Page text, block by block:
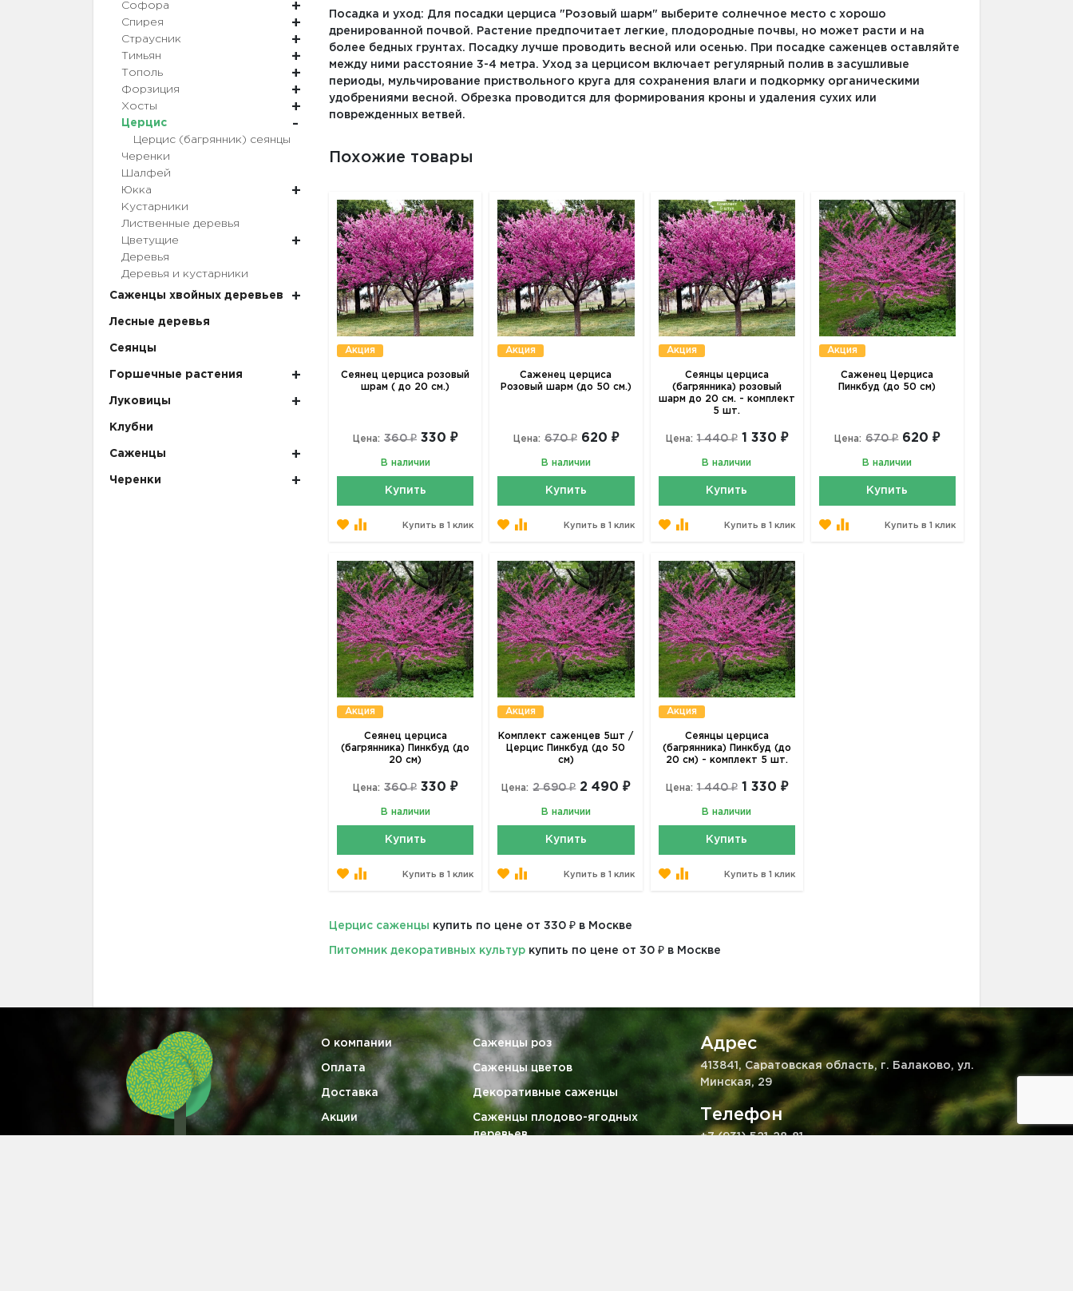
Софора
Спирея
Страусник
Тимьян
Тополь
Форзиция
Хосты
Церцис
Церцис (багрянник) сеянцы
Черенки
Шалфей
Юкка
Кустарники
Лиственные деревья
Цветущие
Деревья
Деревья и кустарники
Саженцы хвойных деревьев
Лесные деревья
Сеянцы
Горшечные растения
Луковицы
Клубни
Саженцы
Черенки
Посадка и уход: Для посадки церциса "Розовый шарм" выберите солнечное место с хорошо
дренированной почвой. Растение предпочитает легкие, плодородные почвы, но может расти и на
более бедных грунтах. Посадку лучше проводить весной или осенью. При посадке саженцев оставляйте
между ними расстояние 3-4 метра. Уход за церцисом включает регулярный полив в засушливые
периоды, мульчирование приствольного круга для сохранения влаги и подкормку органическими
удобрениями весной. Обрезка проводится для формирования кроны и удаления сухих или
поврежденных ветвей.
Похожие товары
Акция
Сеянец церциса розовый
шрам ( до 20 см.)
Цена: 360 ₽ 330 ₽
В наличии
Купить
Купить в 1 клик
Акция
Саженец церциса
Розовый шарм (до 50 см.)
Цена: 670 ₽ 620 ₽
В наличии
Купить
Купить в 1 клик
Акция
Сеянцы церциса
(багрянника) розовый
шарм до 20 см. - комплект
5 шт.
Цена: 1 440 ₽ 1 330 ₽
В наличии
Купить
Купить в 1 клик
Акция
Саженец Церциса
Пинкбуд (до 50 см)
Цена: 670 ₽ 620 ₽
В наличии
Купить
Купить в 1 клик
Акция
Сеянец церциса
(багрянника) Пинкбуд (до
20 см)
Цена: 360 ₽ 330 ₽
В наличии
Купить
Купить в 1 клик
Акция
Комплект саженцев 5шт /
Церцис Пинкбуд (до 50
см)
Цена: 2 690 ₽ 2 490 ₽
В наличии
Купить
Купить в 1 клик
Акция
Сеянцы церциса
(багрянника) Пинкбуд (до
20 см) - комплект 5 шт.
Цена: 1 440 ₽ 1 330 ₽
В наличии
Купить
Купить в 1 клик
Церцис саженцы купить по цене от 330 ₽ в Москве
Питомник декоративных культур купить по цене от 30 ₽ в Москве
О компании
Оплата
Доставка
Акции
Саженцы роз
Саженцы цветов
Декоративные саженцы
Саженцы плодово-ягодных
деревьев
Адрес
413841, Саратовская область, г. Балаково, ул.
Минская, 29
Телефон
+7 (931) 521-28-81